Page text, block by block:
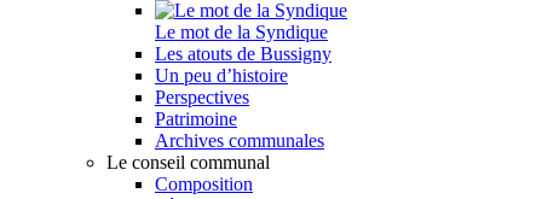
Le mot de la Syndique
Les atouts de Bussigny
Un peu d’histoire
Perspectives
Patrimoine
Archives communales
Le conseil communal
Composition